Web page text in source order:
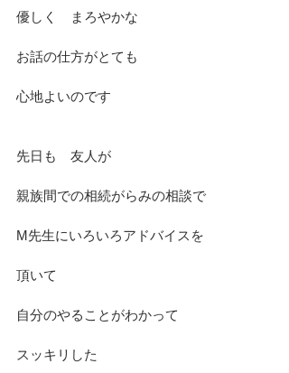
優しく　まろやかな
お話の仕方がとても
心地よいのです
先日も　友人が
親族間での相続がらみの相談で
M先生にいろいろアドバイスを
頂いて
自分のやることがわかって
スッキリした